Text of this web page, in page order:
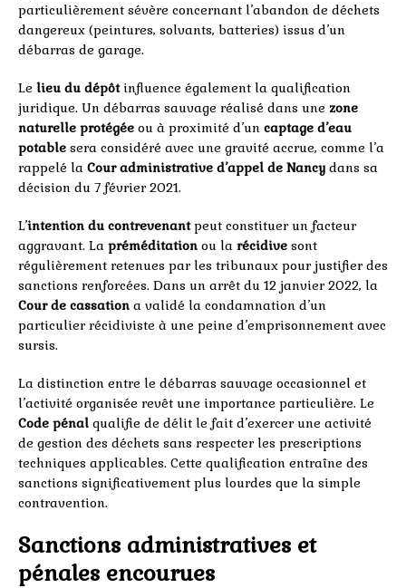
particulièrement sévère concernant l’abandon de déchets
dangereux (peintures, solvants, batteries) issus d’un
débarras de garage.
Le lieu du dépôtinfluence également la qualification
juridique. Un débarras sauvage réalisé dans une zone
naturelle protégée ou à proximité d’un captage d’eau
potable sera considéré avec une gravité accrue, comme l’a
rappelé la Cour administrative d’appel de Nancy dans sa
décision du 7 février 2021.
L’intention du contrevenantpeut constituer un facteur
aggravant. La préméditation ou la récidive sont
régulièrement retenues par les tribunaux pour justifier des
sanctions renforcées. Dans un arrêt du 12 janvier 2022, la
Cour de cassation a validé la condamnation d’un
particulier récidiviste à une peine d’emprisonnement avec
sursis.
La distinction entre le débarras sauvage occasionnel et
l’activité organisée revêt une importance particulière. Le
Code pénal qualifie de délit le fait d’exercer une activité
de gestion des déchets sans respecter les prescriptions
techniques applicables. Cette qualification entraîne des
sanctions significativement plus lourdes que la simple
contravention.
Sanctions administratives et
pénales encourues